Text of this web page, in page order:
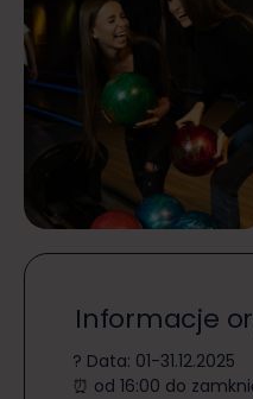
Informacje
? Data: 01-31.12.2025
⏰ od 16:00 do